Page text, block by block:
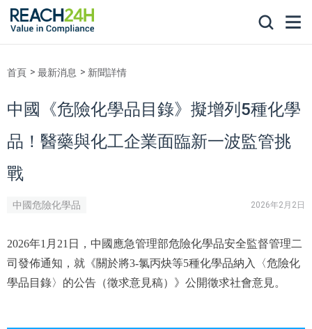
首頁 最新消息 新聞詳情
中國《危險化學品目錄》擬增列5種化學
品！醫藥與化工企業面臨新一波監管挑
戰
中國危險化學品 2026年2月2日
2026年1月21日，中國應急管理部危險化學品安全監督管理二
司發佈通知，就《關於將3-氯丙炔等5種化學品納入〈危險化
學品目錄〉的公告（徵求意見稿）》公開徵求社會意見。